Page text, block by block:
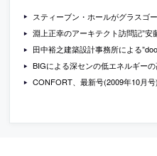
スティーブン・ホールがグラスゴー美術
淵上正幸のアーキテクト訪問記”安
田中裕之建築設計事務所による
BIGによる深センの低エネルギー
CONFORT、最新号(2009年10月号)